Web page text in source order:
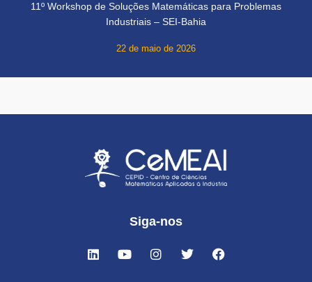
11º Workshop de Soluções Matemáticas para Problemas
Industriais – SEI-Bahia
22 de maio de 2026
Siga-nos